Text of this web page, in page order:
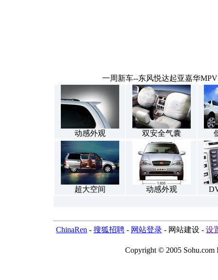
一周新车--东风悦达起亚嘉华
动感外观 双安全气囊
超大空间 动感外观
ChinaRen - 搜狐招聘 - 网站登录 - 网站建设 - 设
Copyright © 2005